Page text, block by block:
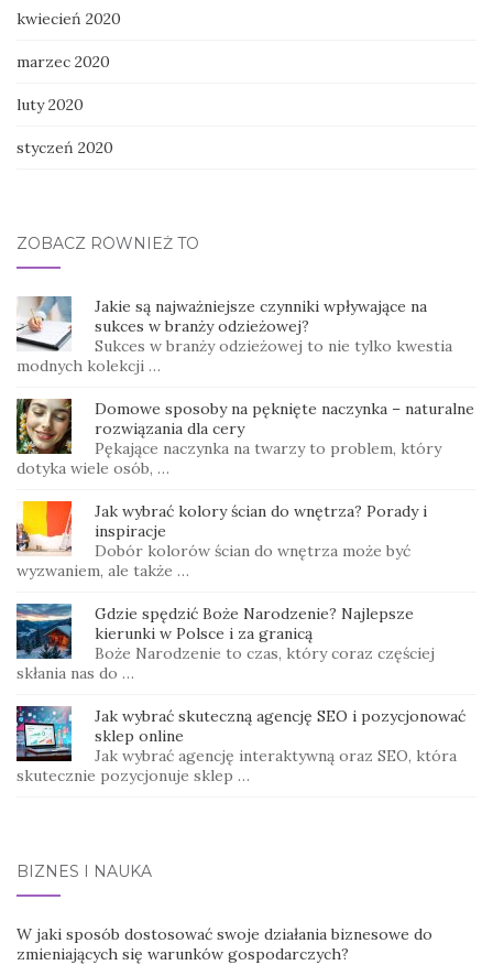
kwiecień 2020
marzec 2020
luty 2020
styczeń 2020
ZOBACZ RÓWNIEŻ TO
Jakie są najważniejsze czynniki wpływające na
sukces w branży odzieżowej?
Sukces w branży odzieżowej to nie tylko kwestia
modnych kolekcji …
Domowe sposoby na pęknięte naczynka – naturalne
rozwiązania dla cery
Pękające naczynka na twarzy to problem, który
dotyka wiele osób, …
Jak wybrać kolory ścian do wnętrza? Porady i
inspiracje
Dobór kolorów ścian do wnętrza może być
wyzwaniem, ale także …
Gdzie spędzić Boże Narodzenie? Najlepsze
kierunki w Polsce i za granicą
Boże Narodzenie to czas, który coraz częściej
skłania nas do …
Jak wybrać skuteczną agencję SEO i pozycjonować
sklep online
Jak wybrać agencję interaktywną oraz SEO, która
skutecznie pozycjonuje sklep …
BIZNES I NAUKA
W jaki sposób dostosować swoje działania biznesowe do
zmieniających się warunków gospodarczych?